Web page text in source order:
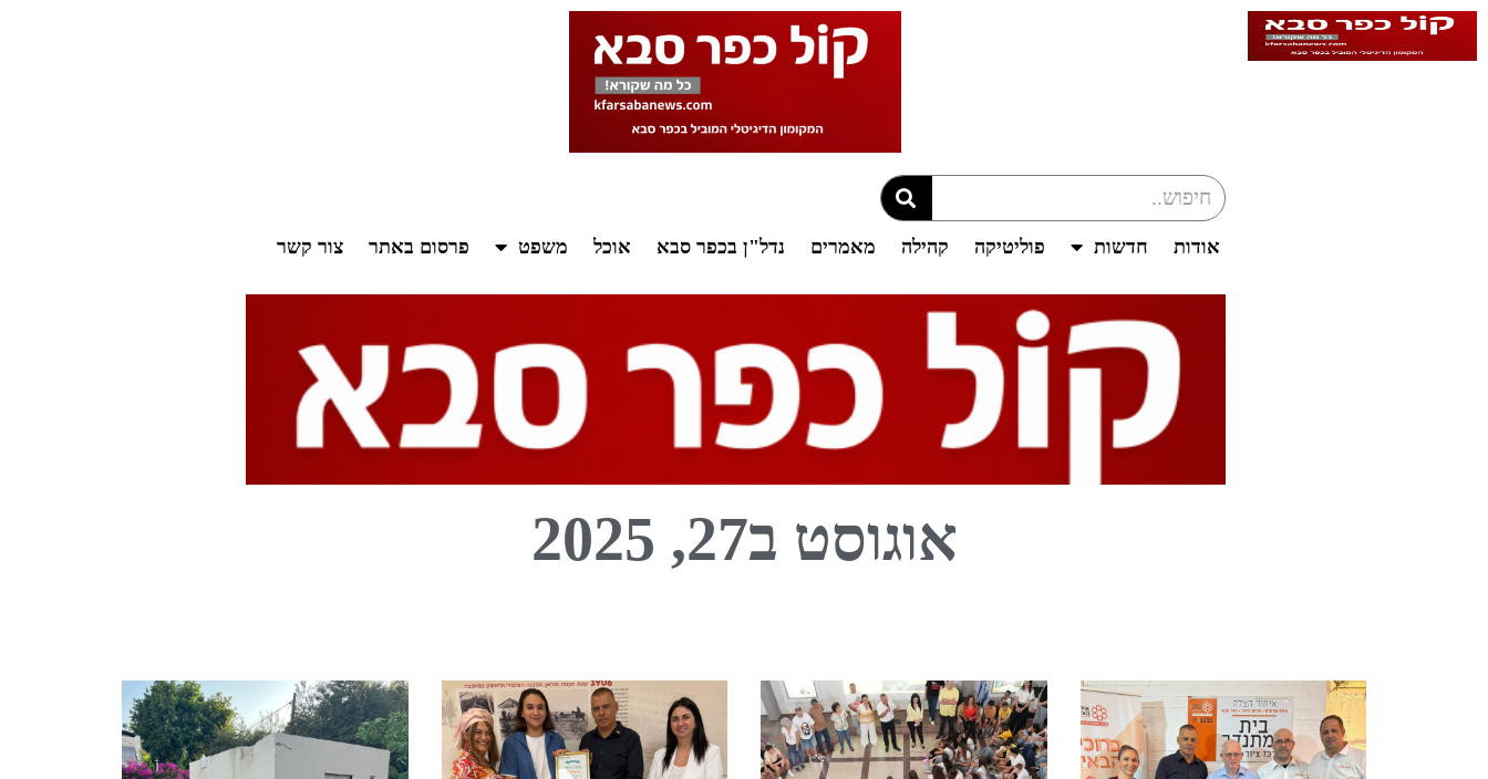
אודות חדשות פוליטיקה קהילה מאמרים נדל"ן בכפר סבא אוכל משפט פרסום באתר צור קשר
אוגוסט ב27, 2025